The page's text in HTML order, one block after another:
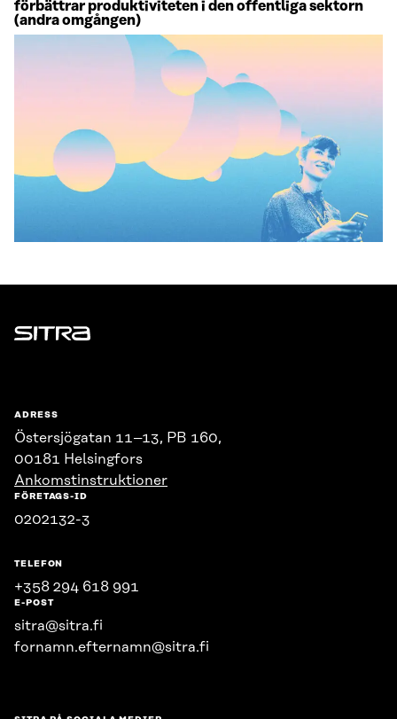
förbättrar produktiviteten i den offentliga sektorn
(andra omgången)
Sitra
ADRESS
Östersjögatan 11–13, PB 160,
00181 Helsingfors
Ankomstinstruktioner
FÖRETAGS-ID
0202132-3
TELEFON
+358 294 618 991
E-POST
sitra@sitra.fi
fornamn.efternamn@sitra.fi